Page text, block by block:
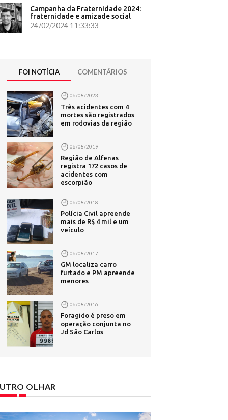
-
caso
ter
volte
ao
o
morte
-
ao
-
-
com
Campanha da Fraternidade 2024:
fraternidade e amizade social
24/02/2024 11:33:33
FOI NOTÍCIA COMENTÁRIOS
06/08/2023
Três acidentes com 4
mortes são registrados
em rodovias da região
06/08/2019
Região de Alfenas
registra 172 casos de
acidentes com
escorpião
06/08/2018
Polícia Civil apreende
mais de R$ 4 mil e um
veículo
06/08/2017
GM localiza carro
furtado e PM apreende
menores
06/08/2016
Foragido é preso em
operação conjunta no
Jd São Carlos
OLHAR